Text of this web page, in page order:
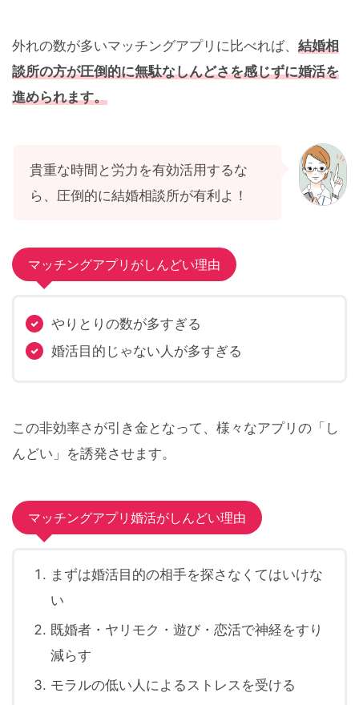
外れの数が多いマッチングアプリに比べれば、 結婚相
談所の方が圧倒的に無駄なしんどさを感じずに婚活を
進められます。
貴重な時間と労力を有効活用するな
ら、圧倒的に結婚相談所が有利よ！
マッチングアプリがしんどい理由
やりとりの数が多すぎる
婚活目的じゃない人が多すぎる
この非効率さが引き金となって、様々なアプリの「し
んどい」を誘発させます。
マッチングアプリ婚活がしんどい理由
まずは婚活目的の相手を探さなくてはいけな
い
既婚者・ヤリモク・遊び・恋活で神経をすり
減らす
モラルの低い人によるストレスを受ける